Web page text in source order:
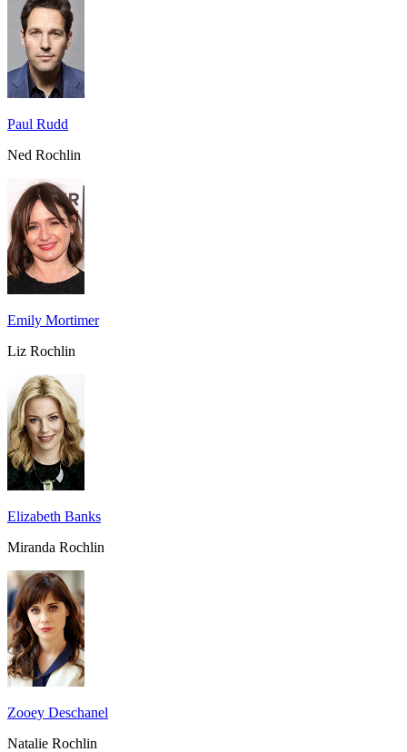
Paul Rudd
Ned Rochlin
Emily Mortimer
Liz Rochlin
Elizabeth Banks
Miranda Rochlin
Zooey Deschanel
Natalie Rochlin